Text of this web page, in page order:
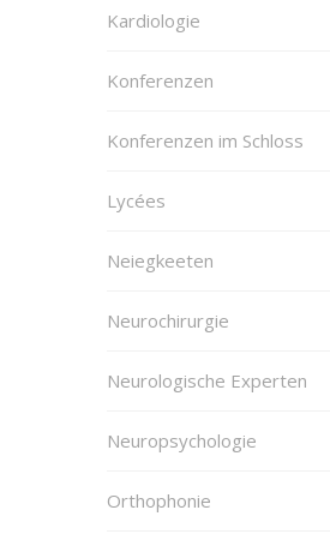
Kardiologie
Konferenzen
Konferenzen im Schloss
Lycées
Neiegkeeten
Neurochirurgie
Neurologische Experten
Neuropsychologie
Orthophonie